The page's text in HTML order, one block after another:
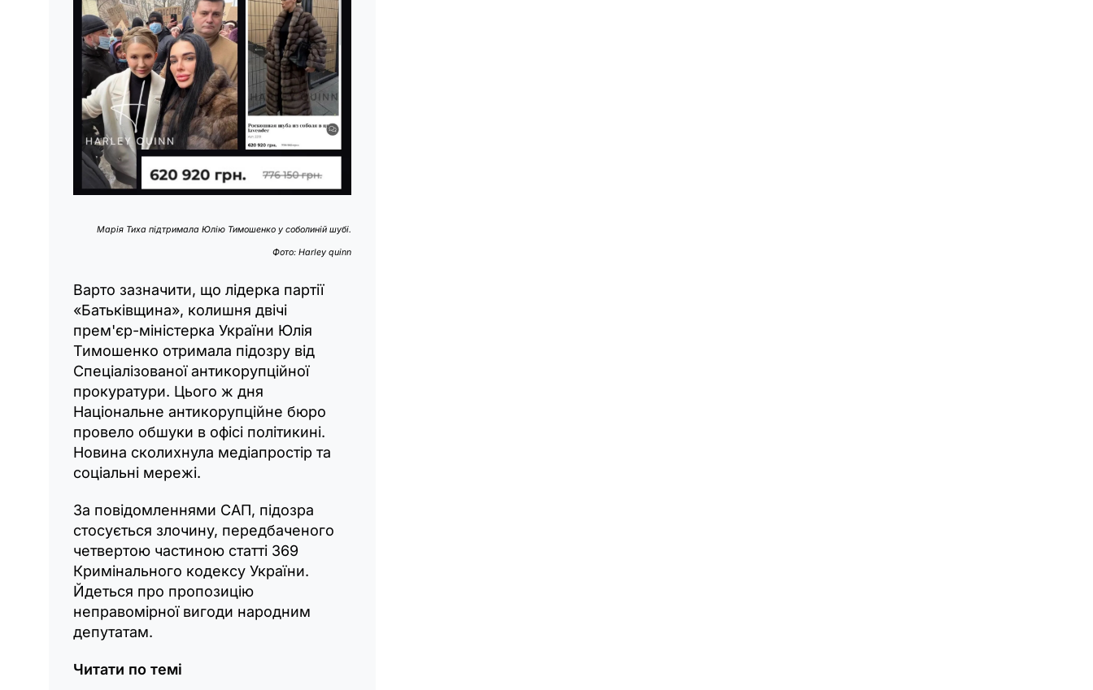
Марія Тиха підтримала Юлію Тимошенко у соболиній шубі.
Фото: Harley quinn
Варто зазначити, що лідерка партії
«Батьківщина», колишня двічі
прем'єр-міністерка України Юлія
Тимошенко отримала підозру від
Спеціалізованої антикорупційної
прокуратури. Цього ж дня
Національне антикорупційне бюро
провело обшуки в офісі політикині.
Новина сколихнула медіапростір та
соціальні мережі.
За повідомленнями САП, підозра
стосується злочину, передбаченого
четвертою частиною статті 369
Кримінального кодексу України.
Йдеться про пропозицію
неправомірної вигоди народним
депутатам.
Читати по темі